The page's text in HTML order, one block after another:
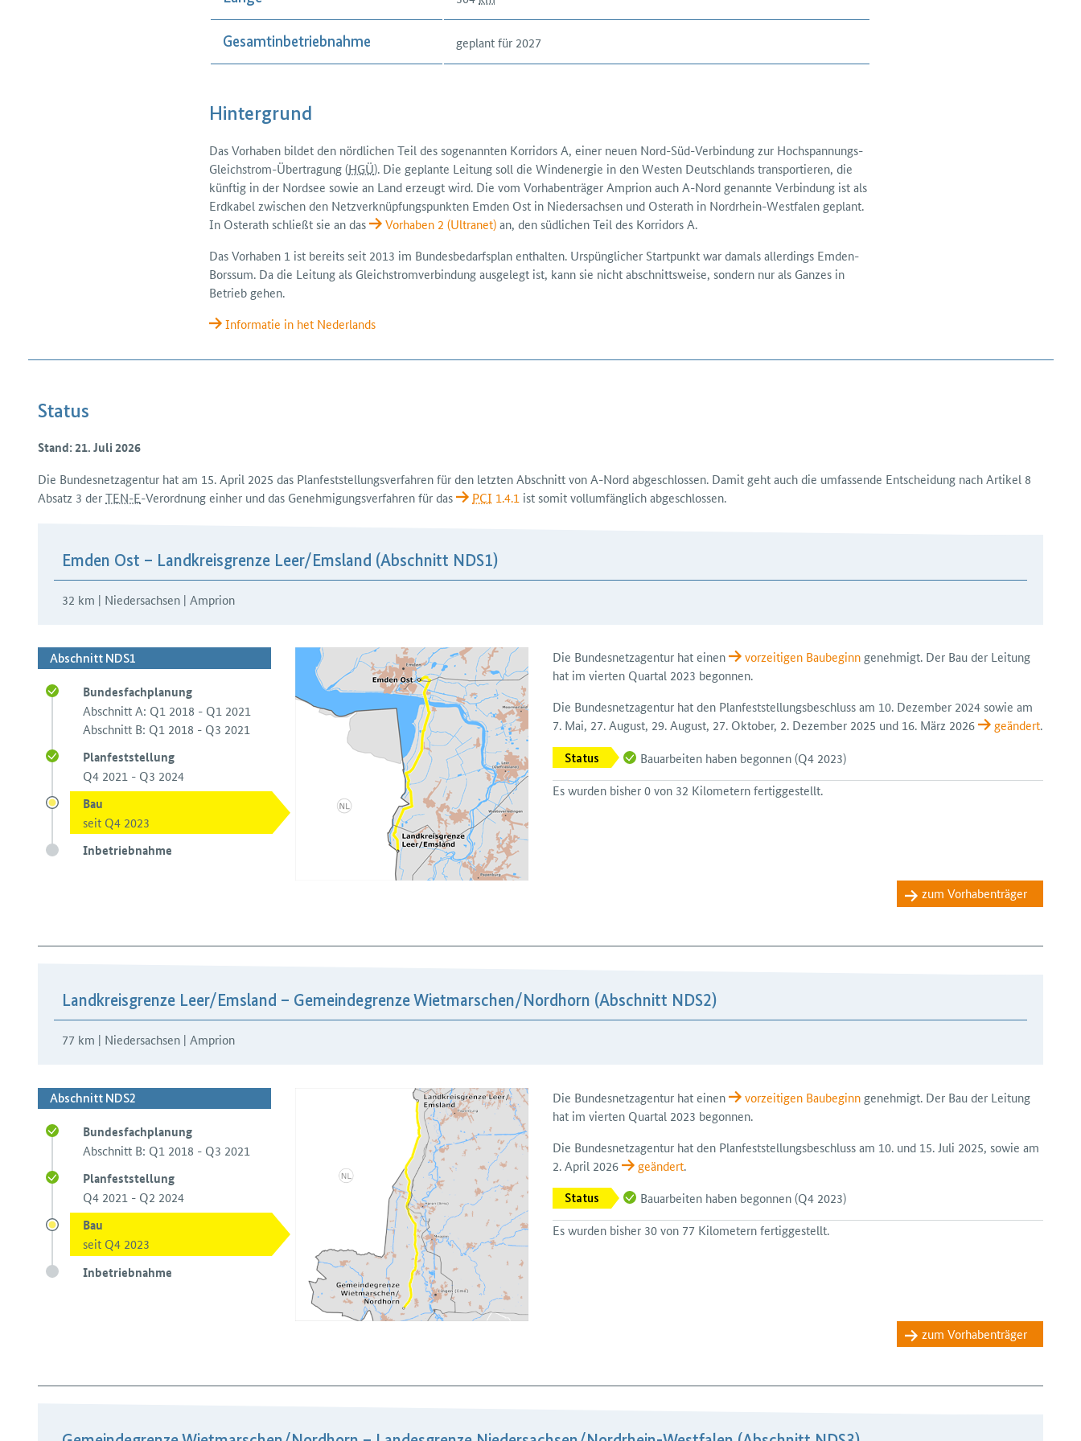
Gesamtinbetriebnahme geplant für 2027
Hintergrund
Das Vorhaben bildet den nördlichen Teil des sogenannten Korridors A, einer neuen Nord-Süd-Verbindung zur Hoch­spannungs-
Gleichstrom-Über­tragung (HGÜ). Die geplante Leitung soll die Windenergie in den Westen Deutschlands transportieren, die
künftig in der Nordsee sowie an Land erzeugt wird. Die vom Vorhabenträger Amprion auch A-Nord genannte Ver­bindung ist als
Erdkabel zwischen den Netz­verknüpfungs­punkten Emden Ost in Nieder­sachsen und Osterath in Nord­rhein-Westfalen geplant.
In Osterath schließt sie an das
Vorhaben 2 (Ultranet)an, den südlichen Teil des Korridors A.
Das Vorhaben 1 ist bereits seit 2013 im Bundes­bedarfsplan enthalten. Urspünglicher Startpunkt war damals allerdings Emden-
Borssum. Da die Leitung als Gleichstrom­verbindung ausgelegt ist, kann sie nicht abschnittsweise, sondern nur als Ganzes in
Betrieb gehen.
Informatie in het Nederlands
Status
Stand: 21. Juli 2026
Die Bundesnetzagentur hat am 15. April 2025 das Plan­feststellungs­verfahren für den letzten Abschnitt von A-Nord ab­geschlossen. Damit geht auch die umfassende Entscheidung nach Artikel 8
Absatz 3 derTEN-E-Verordnung einher und das Genehmigungs­verfahren für das PCI 1.4.1 ist somit voll­umfänglich abgeschlossen.
Emden Ost – Landkreisgrenze Leer/​Emsland (Abschnitt NDS1)
32 km | Niedersachsen | Amprion
Abschnitt NDS1
Bundesfachplanung
Abschnitt A: Q1 2018 - Q1 2021
Abschnitt B: Q1 2018 - Q3 2021
Planfeststellung
Q4 2021 - Q3 2024
Bau
seit Q4 2023
Inbetriebnahme
Die Bundes­netz­agentur hat einen vorzeitigen Bau­beginngenehmigt. Der Bau der Leitung
hat im vierten Quartal 2023 begonnen.
Die Bundesnetzagentur hat den Plan­feststellungs­beschluss am 10. Dezember 2024 sowie am
7. Mai, 27. August, 29. August, 27. Oktober, 2. Dezember 2025 und 16. März 2026
geändert.
Status Bauarbeiten haben begonnen(Q4 2023)
Es wurden bisher 0 von 32 Kilometern fertiggestellt.
zum Vorhabenträger
Landkreisgrenze Leer/​Emsland – Gemeindegrenze Wietmarschen/​Nordhorn (Abschnitt NDS2)
77 km | Niedersachsen | Amprion
Abschnitt NDS2
Bundesfachplanung
Abschnitt B: Q1 2018 - Q3 2021
Planfeststellung
Q4 2021 - Q2 2024
Bau
seit Q4 2023
Inbetriebnahme
Die Bundes­netz­agentur hat einen vorzeitigen Bau­beginn genehmigt. Der Bau der Leitung
hat im vierten Quartal 2023 begonnen.
Die Bundesnetzagentur hat den Plan­feststellungs­beschluss am 10. und 15. Juli 2025, sowie am
2. April 2026
geändert.
Status Bauarbeiten haben begonnen(Q4 2023)
Es wurden bisher 30 von 77 Kilometern fertiggestellt.
zum Vorhabenträger